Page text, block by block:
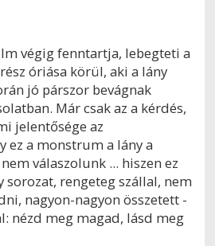
végig fenntartja, lebegteti a
óriása körül, aki a lány
jó párszor bevágnak
Már csak az a kérdés,
jelentősége az
ez a monstrum a lány a
válaszolunk ... hiszen ez
sorozat, rengeteg szállal, nem
nagyon-nagyon összetett -
nézd meg magad, lásd meg